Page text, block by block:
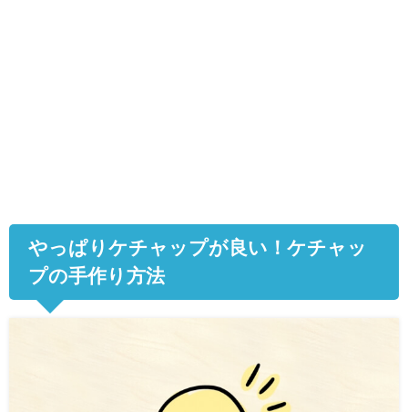
やっぱりケチャップが良い！ケチャッ
プの手作り方法